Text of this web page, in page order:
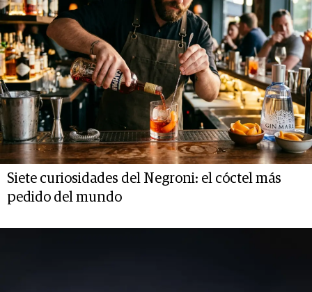
Siete curiosidades del Negroni: el cóctel más
pedido del mundo